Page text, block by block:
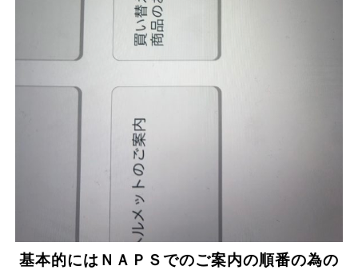
基本的にはＮＡＰＳでのご案内の順番の為の